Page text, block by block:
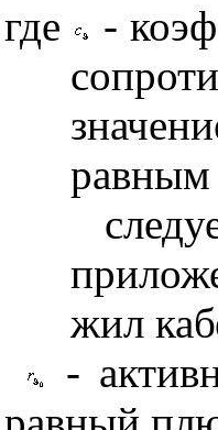
где
-
равным
жил
-